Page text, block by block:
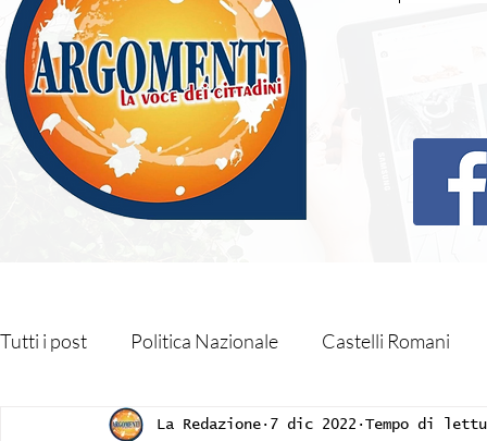
Tutti i post Politica Nazionale Castelli Romani
Roma Capitale Regione Lazio Associazioni
La Redazione 7 dic 2022 Tempo di